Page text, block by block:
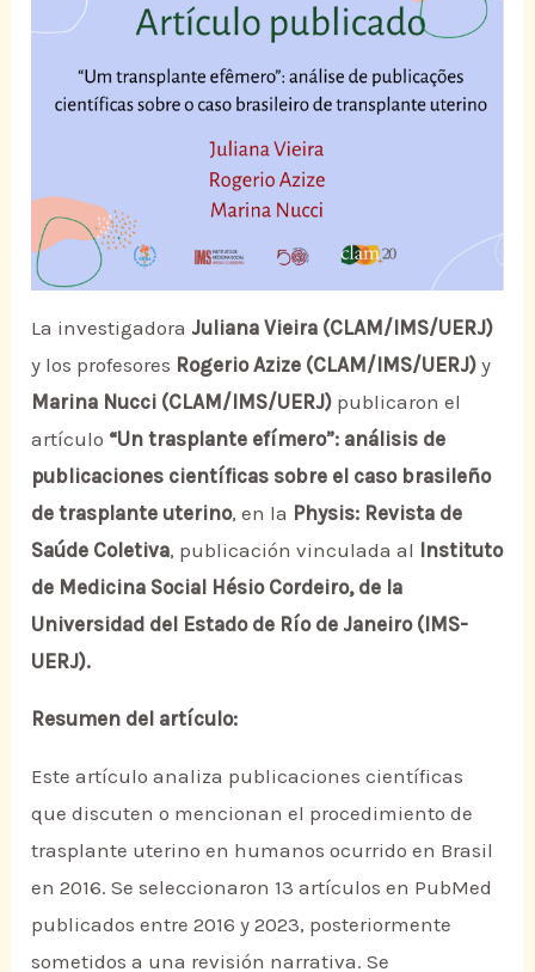
La investigadora Juliana Vieira (CLAM/IMS/UERJ)
y los profesores Rogerio Azize (CLAM/IMS/UERJ) y
Marina Nucci (CLAM/IMS/UERJ) publicaron el
artículo “Un trasplante efímero”: análisis de
publicaciones científicas sobre el caso brasileño
de trasplante uterino, en la Physis: Revista de
Saúde Coletiva, publicación vinculada al Instituto
de Medicina Social Hésio Cordeiro, de la
Universidad del Estado de Río de Janeiro (IMS-
UERJ).
Resumen del artículo:
Este artículo analiza publicaciones científicas
que discuten o mencionan el procedimiento de
trasplante uterino en humanos ocurrido en Brasil
en 2016. Se seleccionaron 13 artículos en PubMed
publicados entre 2016 y 2023, posteriormente
sometidos a una revisión narrativa. Se